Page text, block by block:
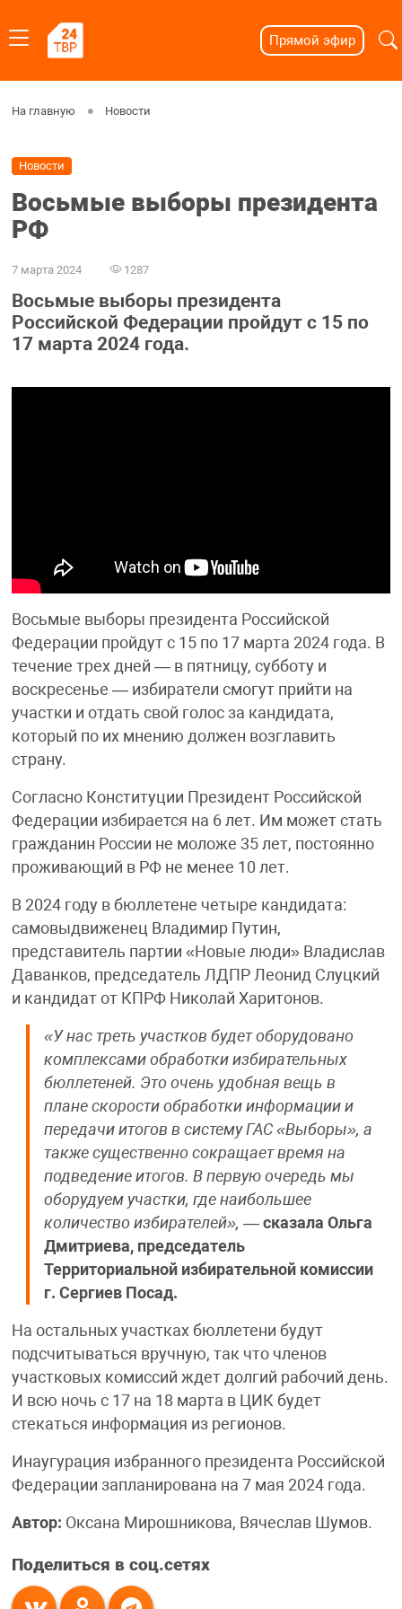
Прямой эфир
На главную Новости
Новости
Восьмые выборы президента
РФ
7 марта 2024 1287
Восьмые выборы президента
Российской Федерации пройдут с 15 по
17 марта 2024 года.
Восьмые выборы президента Российской
Федерации пройдут с 15 по 17 марта 2024 года. В
течение трех дней — в пятницу, субботу и
воскресенье — избиратели смогут прийти на
участки и отдать свой голос за кандидата,
который по их мнению должен возглавить
страну.
Согласно Конституции Президент Российской
Федерации избирается на 6 лет. Им может стать
гражданин России не моложе 35 лет, постоянно
проживающий в РФ не менее 10 лет.
В 2024 году в бюллетене четыре кандидата:
самовыдвиженец Владимир Путин,
представитель партии «Новые люди» Владислав
Даванков, председатель ЛДПР Леонид Слуцкий
и кандидат от КПРФ Николай Харитонов.
«У нас треть участков будет оборудовано
комплексами обработки избирательных
бюллетеней. Это очень удобная вещь в
плане скорости обработки информации и
передачи итогов в систему ГАС «Выборы», а
также существенно сокращает время на
подведение итогов. В первую очередь мы
оборудуем участки, где наибольшее
количество избирателей», —сказала Ольга
Дмитриева, председатель
Территориальной избирательной комиссии
г. Сергиев Посад.
На остальных участках бюллетени будут
подсчитываться вручную, так что членов
участковых комиссий ждет долгий рабочий день.
И всю ночь с 17 на 18 марта в ЦИК будет
стекаться информация из регионов.
Инаугурация избранного президента Российской
Федерации запланирована на 7 мая 2024 года.
Автор: Оксана Мирошникова, Вячеслав Шумов.
Поделиться в соц.сетях